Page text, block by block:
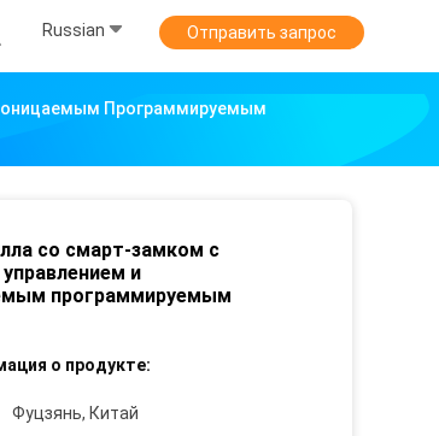
Russian Отправить запрос
Программируемым
со смарт-замком с
и
программируемым
о продукте:
Фуцзянь, Китай